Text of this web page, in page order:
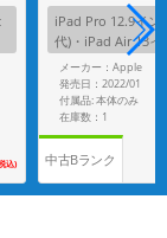
込)
iPad Pro 12.9イン
代)・iPad Air 13
agic Keyboard -
ラック
メーカー：Apple
発売日：2022/01
付属品: 本体のみ
在庫数：1
中古Bランク